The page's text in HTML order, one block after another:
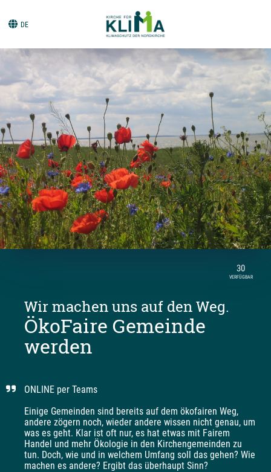
DE
Wir machen uns auf den Weg.
ÖkoFaire Gemeinde
werden
30
VERFÜGBAR
ONLINE per Teams
Einige Gemeinden sind bereits auf dem ökofairen Weg,
andere zögern noch, wieder andere wissen nicht genau, um
was es geht. Klar ist oft nur, es hat etwas mit Fairem
Handel und mehr Ökologie in den Kirchengemeinden zu
tun. Doch, wie und in welchem Umfang soll das gehen? Wie
machen es andere? Ergibt das überhaupt Sinn?